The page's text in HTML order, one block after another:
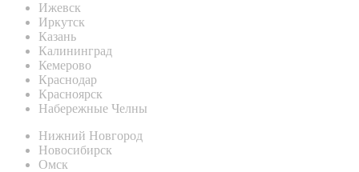
Ижевск
Иркутск
Казань
Калининград
Кемерово
Краснодар
Красноярск
Набережные Челны
Нижний Новгород
Новосибирск
Омск